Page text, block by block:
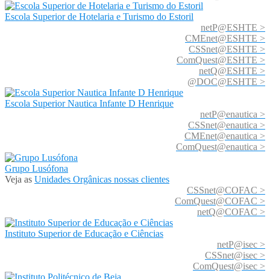
Escola Superior de Hotelaria e Turismo do Estoril
netP@ESHTE >
CMEnet@ESHTE >
CSSnet@ESHTE >
ComQuest@ESHTE >
netQ@ESHTE >
@DOC@ESHTE >
Escola Superior Nautica Infante D Henrique
netP@enautica >
CSSnet@enautica >
CMEnet@enautica >
ComQuest@enautica >
Grupo Lusófona
Veja as Unidades Orgânicas nossas clientes
CSSnet@COFAC >
ComQuest@COFAC >
netQ@COFAC >
Instituto Superior de Educação e Ciências
netP@isec >
CSSnet@isec >
ComQuest@isec >